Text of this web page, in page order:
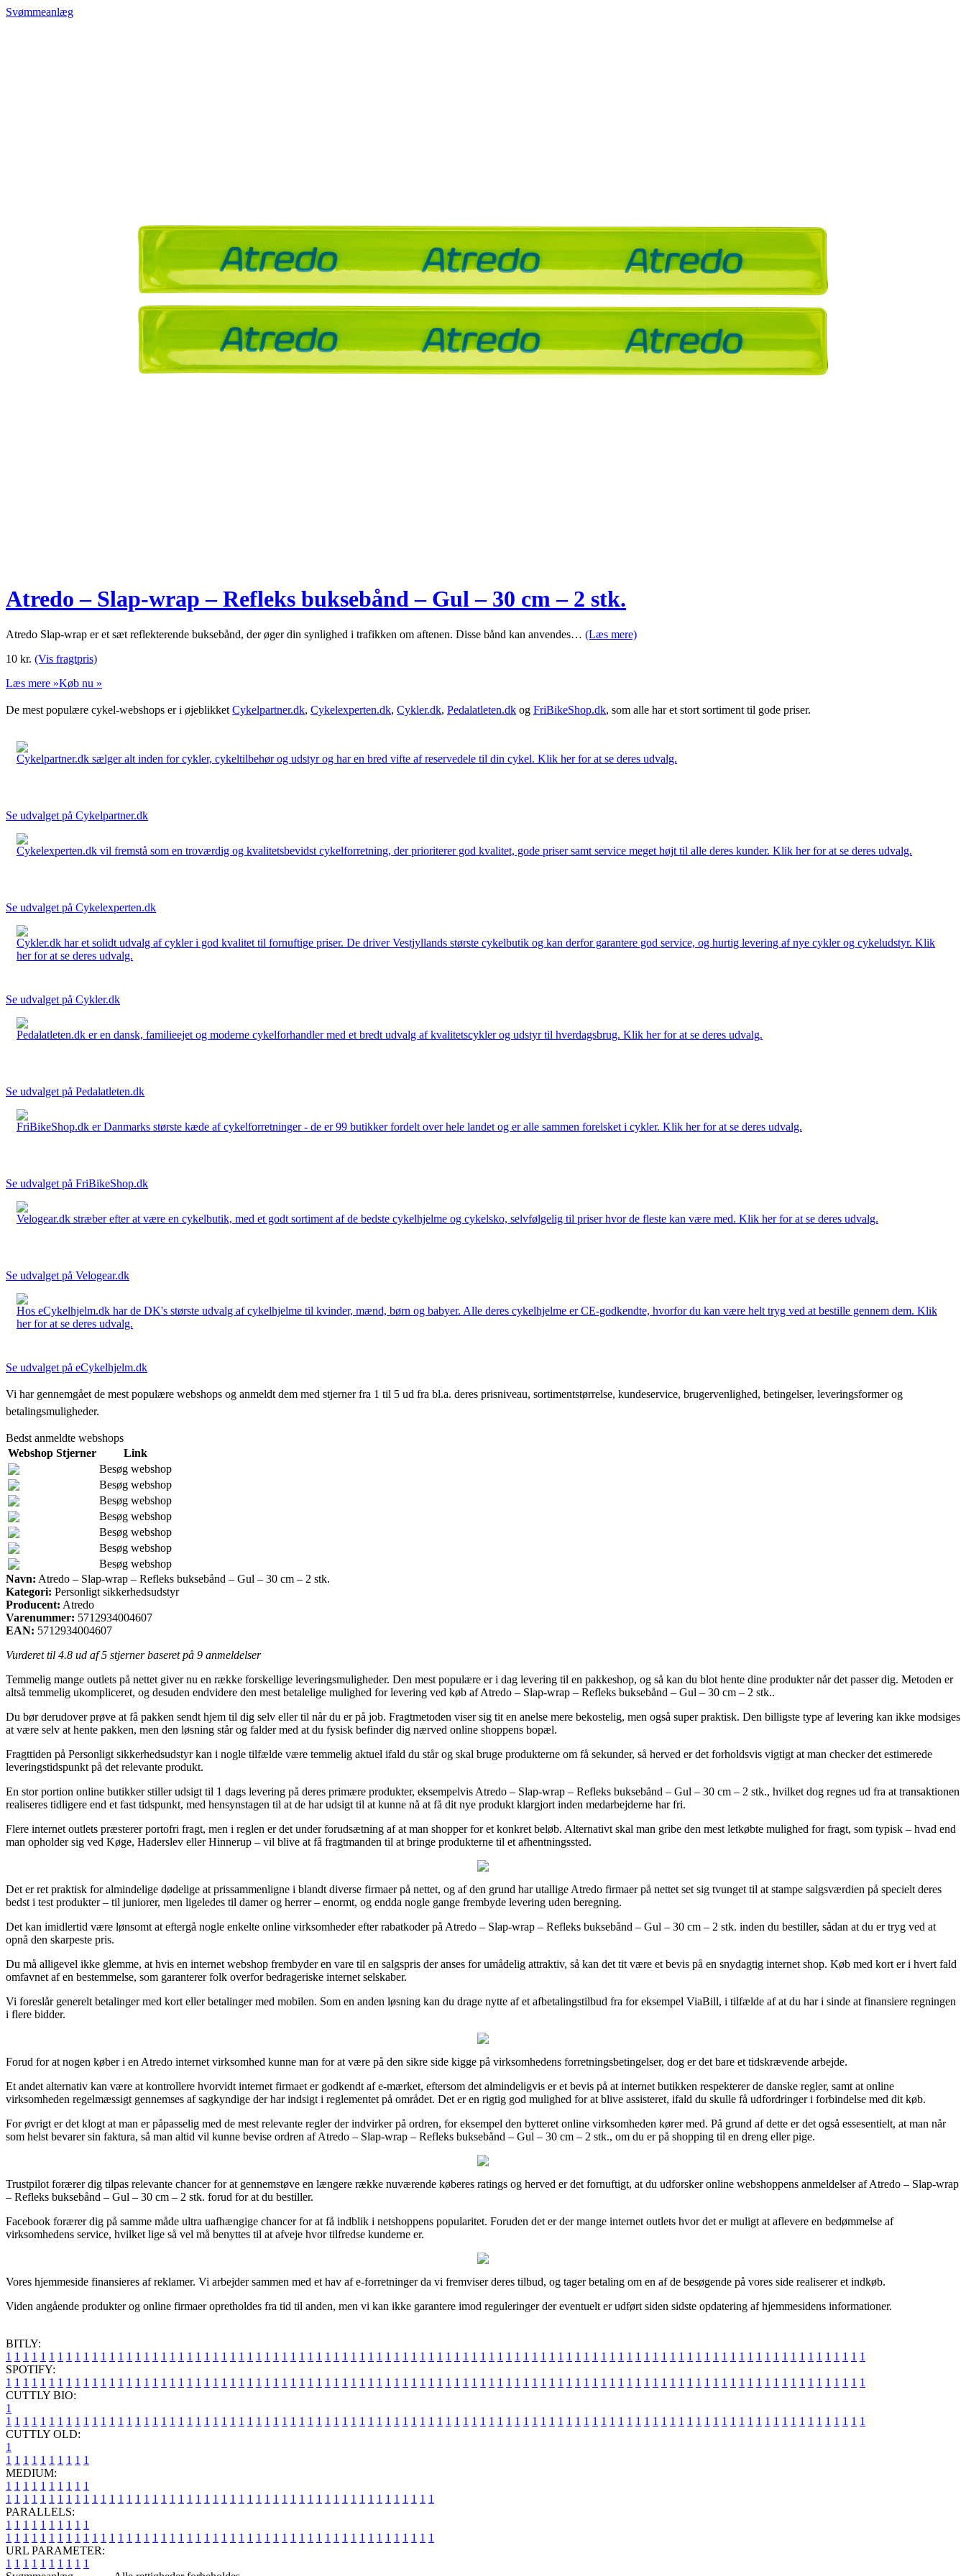
Svømmeanlæg
Atredo – Slap-wrap – Refleks buksebånd – Gul – 30 cm – 2 stk.
Atredo Slap-wrap er et sæt reflekterende buksebånd, der øger din synlighed i trafikken om aftenen. Disse bånd kan anvendes… (Læs mere)
10 kr. (Vis fragtpris)
Læs mere »Køb nu »
De mest populære cykel-webshops er i øjeblikket Cykelpartner.dk, Cykelexperten.dk, Cykler.dk, Pedalatleten.dk og FriBikeShop.dk, som alle har et stort sortiment til gode priser.
Cykelpartner.dk sælger alt inden for cykler, cykeltilbehør og udstyr og har en bred vifte af reservedele til din cykel. Klik her for at se deres udvalg.
Se udvalget på Cykelpartner.dk
Cykelexperten.dk vil fremstå som en troværdig og kvalitetsbevidst cykelforretning, der prioriterer god kvalitet, gode priser samt service meget højt til alle deres kunder. Klik her for at se deres udvalg.
Se udvalget på Cykelexperten.dk
Cykler.dk har et solidt udvalg af cykler i god kvalitet til fornuftige priser. De driver Vestjyllands største cykelbutik og kan derfor garantere god service, og hurtig levering af nye cykler og cykeludstyr. Klik
her for at se deres udvalg.
Se udvalget på Cykler.dk
Pedalatleten.dk er en dansk, familieejet og moderne cykelforhandler med et bredt udvalg af kvalitetscykler og udstyr til hverdagsbrug. Klik her for at se deres udvalg.
Se udvalget på Pedalatleten.dk
FriBikeShop.dk er Danmarks største kæde af cykelforretninger - de er 99 butikker fordelt over hele landet og er alle sammen forelsket i cykler. Klik her for at se deres udvalg.
Se udvalget på FriBikeShop.dk
Velogear.dk stræber efter at være en cykelbutik, med et godt sortiment af de bedste cykelhjelme og cykelsko, selvfølgelig til priser hvor de fleste kan være med. Klik her for at se deres udvalg.
Se udvalget på Velogear.dk
Hos eCykelhjelm.dk har de DK's største udvalg af cykelhjelme til kvinder, mænd, børn og babyer. Alle deres cykelhjelme er CE-godkendte, hvorfor du kan være helt tryg ved at bestille gennem dem. Klik
her for at se deres udvalg.
Se udvalget på eCykelhjelm.dk
Vi har gennemgået de mest populære webshops og anmeldt dem med stjerner fra 1 til 5 ud fra bl.a. deres prisniveau, sortimentstørrelse, kundeservice, brugervenlighed, betingelser, leveringsformer og
betalingsmuligheder.
Bedst anmeldte webshops
Webshop Stjerner
Link
Besøg webshop
Besøg webshop
Besøg webshop
Besøg webshop
Besøg webshop
Besøg webshop
Besøg webshop
Navn: Atredo – Slap-wrap – Refleks buksebånd – Gul – 30 cm – 2 stk.
Kategori: Personligt sikkerhedsudstyr
Producent: Atredo
Varenummer: 5712934004607
EAN: 5712934004607
Vurderet til 4.8 ud af 5 stjerner baseret på 9 anmeldelser
Temmelig mange outlets på nettet giver nu en række forskellige leveringsmuligheder. Den mest populære er i dag levering til en pakkeshop, og så kan du blot hente dine produkter når det passer dig. Metoden er
altså temmelig ukompliceret, og desuden endvidere den mest betalelige mulighed for levering ved køb af Atredo – Slap-wrap – Refleks buksebånd – Gul – 30 cm – 2 stk..
Du bør derudover prøve at få pakken sendt hjem til dig selv eller til når du er på job. Fragtmetoden viser sig tit en anelse mere bekostelig, men også super praktisk. Den billigste type af levering kan ikke modsiges
at være selv at hente pakken, men den løsning står og falder med at du fysisk befinder dig nærved online shoppens bopæl.
Fragttiden på Personligt sikkerhedsudstyr kan i nogle tilfælde være temmelig aktuel ifald du står og skal bruge produkterne om få sekunder, så herved er det forholdsvis vigtigt at man checker det estimerede
leveringstidspunkt på det relevante produkt.
En stor portion online butikker stiller udsigt til 1 dags levering på deres primære produkter, eksempelvis Atredo – Slap-wrap – Refleks buksebånd – Gul – 30 cm – 2 stk., hvilket dog regnes ud fra at transaktionen
realiseres tidligere end et fast tidspunkt, med hensynstagen til at de har udsigt til at kunne nå at få dit nye produkt klargjort inden medarbejderne har fri.
Flere internet outlets præsterer portofri fragt, men i reglen er det under forudsætning af at man shopper for et konkret beløb. Alternativt skal man gribe den mest letkøbte mulighed for fragt, som typisk – hvad end
man opholder sig ved Køge, Haderslev eller Hinnerup – vil blive at få fragtmanden til at bringe produkterne til et afhentningssted.
Det er ret praktisk for almindelige dødelige at prissammenligne i blandt diverse firmaer på nettet, og af den grund har utallige Atredo firmaer på nettet set sig tvunget til at stampe salgsværdien på specielt deres
bedst i test produkter – til juniorer, men ligeledes til damer og herrer – enormt, og endda nogle gange frembyde levering uden beregning.
Det kan imidlertid være lønsomt at eftergå nogle enkelte online virksomheder efter rabatkoder på Atredo – Slap-wrap – Refleks buksebånd – Gul – 30 cm – 2 stk. inden du bestiller, sådan at du er tryg ved at
opnå den skarpeste pris.
Du må alligevel ikke glemme, at hvis en internet webshop frembyder en vare til en salgspris der anses for umådelig attraktiv, så kan det tit være et bevis på en snydagtig internet shop. Køb med kort er i hvert fald
omfavnet af en bestemmelse, som garanterer folk overfor bedrageriske internet selskaber.
Vi foreslår generelt betalinger med kort eller betalinger med mobilen. Som en anden løsning kan du drage nytte af et afbetalingstilbud fra for eksempel ViaBill, i tilfælde af at du har i sinde at finansiere regningen
i flere bidder.
Forud for at nogen køber i en Atredo internet virksomhed kunne man for at være på den sikre side kigge på virksomhedens forretningsbetingelser, dog er det bare et tidskrævende arbejde.
Et andet alternativ kan være at kontrollere hvorvidt internet firmaet er godkendt af e-mærket, eftersom det almindeligvis er et bevis på at internet butikken respekterer de danske regler, samt at online
virksomheden regelmæssigt gennemses af sagkyndige der har indsigt i reglementet på området. Det er en rigtig god mulighed for at blive assisteret, ifald du skulle få udfordringer i forbindelse med dit køb.
For øvrigt er det klogt at man er påpasselig med de mest relevante regler der indvirker på ordren, for eksempel den bytteret online virksomheden kører med. På grund af dette er det også essesentielt, at man når
som helst bevarer sin faktura, så man altid vil kunne bevise ordren af Atredo – Slap-wrap – Refleks buksebånd – Gul – 30 cm – 2 stk., om du er på shopping til en dreng eller pige.
Trustpilot forærer dig tilpas relevante chancer for at gennemstøve en længere række nuværende køberes ratings og herved er det fornuftigt, at du udforsker online webshoppens anmeldelser af Atredo – Slap-wrap
– Refleks buksebånd – Gul – 30 cm – 2 stk. forud for at du bestiller.
Facebook forærer dig på samme måde ultra uafhængige chancer for at få indblik i netshoppens popularitet. Foruden det er der mange internet outlets hvor det er muligt at aflevere en bedømmelse af
virksomhedens service, hvilket lige så vel må benyttes til at afveje hvor tilfredse kunderne er.
Vores hjemmeside finansieres af reklamer. Vi arbejder sammen med et hav af e-forretninger da vi fremviser deres tilbud, og tager betaling om en af de besøgende på vores side realiserer et indkøb.
Viden angående produkter og online firmaer opretholdes fra tid til anden, men vi kan ikke garantere imod reguleringer der eventuelt er udført siden sidste opdatering af hjemmesidens informationer.
BITLY:
1 1 1 1 1 1 1 1 1 1 1 1 1 1 1 1 1 1 1 1 1 1 1 1 1 1 1 1 1 1 1 1 1 1 1 1 1 1 1 1 1 1 1 1 1 1 1 1 1 1 1 1 1 1 1 1 1 1 1 1 1 1 1 1 1 1 1 1 1 1 1 1 1 1 1 1 1 1 1 1 1 1 1 1 1 1 1 1 1 1 1 1 1 1 1 1 1 1 1 1
SPOTIFY:
1 1 1 1 1 1 1 1 1 1 1 1 1 1 1 1 1 1 1 1 1 1 1 1 1 1 1 1 1 1 1 1 1 1 1 1 1 1 1 1 1 1 1 1 1 1 1 1 1 1 1 1 1 1 1 1 1 1 1 1 1 1 1 1 1 1 1 1 1 1 1 1 1 1 1 1 1 1 1 1 1 1 1 1 1 1 1 1 1 1 1 1 1 1 1 1 1 1 1 1
CUTTLY BIO:
1
1 1 1 1 1 1 1 1 1 1 1 1 1 1 1 1 1 1 1 1 1 1 1 1 1 1 1 1 1 1 1 1 1 1 1 1 1 1 1 1 1 1 1 1 1 1 1 1 1 1 1 1 1 1 1 1 1 1 1 1 1 1 1 1 1 1 1 1 1 1 1 1 1 1 1 1 1 1 1 1 1 1 1 1 1 1 1 1 1 1 1 1 1 1 1 1 1 1 1 1
CUTTLY OLD:
1
1 1 1 1 1 1 1 1 1 1
MEDIUM:
1 1 1 1 1 1 1 1 1 1
1 1 1 1 1 1 1 1 1 1 1 1 1 1 1 1 1 1 1 1 1 1 1 1 1 1 1 1 1 1 1 1 1 1 1 1 1 1 1 1 1 1 1 1 1 1 1 1 1 1
PARALLELS:
1 1 1 1 1 1 1 1 1 1
1 1 1 1 1 1 1 1 1 1 1 1 1 1 1 1 1 1 1 1 1 1 1 1 1 1 1 1 1 1 1 1 1 1 1 1 1 1 1 1 1 1 1 1 1 1 1 1 1 1
URL PARAMETER:
1 1 1 1 1 1 1 1 1 1